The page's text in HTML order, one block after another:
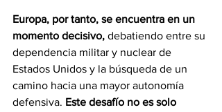
Europa, por tanto, se encuentra en un
momento decisivo, debatiendo entre su
dependencia militar y nuclear de
Estados Unidos y la búsqueda de un
camino hacia una mayor autonomía
defensiva. Este desafío no es solo